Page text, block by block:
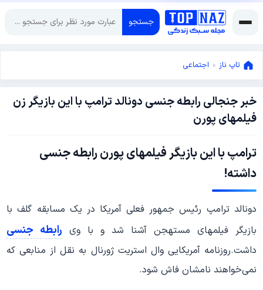
جستجو
تاپ ناز » اجتماعی
خبر جنجالی رابطه جنسی دونالد ترامپ با این بازیگر زن
فیلمهای پورن
ژانویه
17,
2018
ترامپ با این بازیگر فیلمهای پورن رابطه جنسی
داشته!
دونالد ترامپ رئیس جمهور فعلی آمریکا در یک مسابقه گلف با
بازیگر فیلمهای مستهجن آشنا شد و با وی رابطه جنسی
داشت.روزنامه آمریکایی وال‌ استریت‌ ژورنال به نقل از منابعی که
نمی‌خواهند نامشان فاش شود.